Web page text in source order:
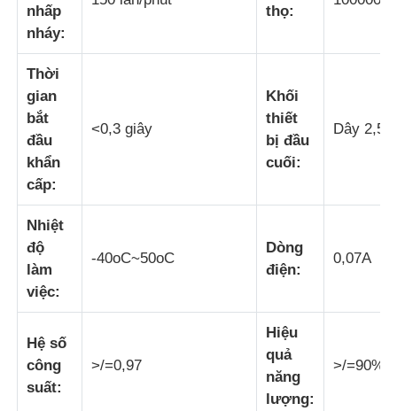
Hộp chống nổ
công tắc chống cháy nổ
Các tuyến cáp chống nổ
phích cắm và ổ cắm chống cháy nổ
nhấp
nháy:
thọ:
Thời
gian
bắt
đầu
khẩn
cấp:
<0,3 giây
Khối
thiết
bị đầu
cuối:
Dây
Nhiệt
độ
làm
việc:
-40oC~50oC
Dòng
điện:
0,07A
Hệ số
công
suất:
>/=0,97
Hiệu
quả
năng
lượng:
>/=90%